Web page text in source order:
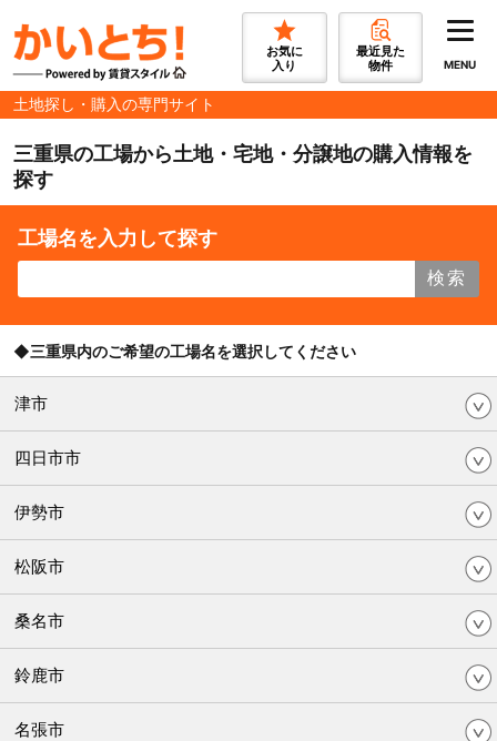
お気に
入り
最近見た
物件
MENU
土地探し・購入の専門サイト
三重県の工場から土地・宅地・分譲地の購入情報を
探す
工場名を入力して探す
検索
◆三重県内のご希望の工場名を選択してください
津市
四日市市
伊勢市
松阪市
桑名市
鈴鹿市
名張市